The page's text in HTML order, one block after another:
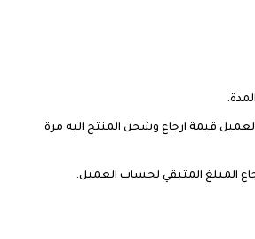
العميل قيمة ارجاع وشحن المنتج اليه مرة
المبلغ المتبقي لحساب العميل.